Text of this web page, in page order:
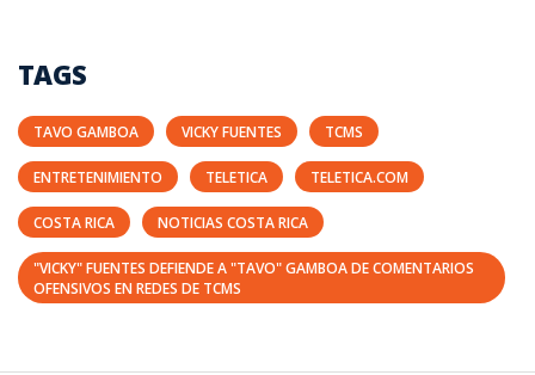
TAGS
TAVO GAMBOA VICKY FUENTES TCMS
ENTRETENIMIENTO TELETICA TELETICA.COM
COSTA RICA NOTICIAS COSTA RICA
"VICKY" FUENTES DEFIENDE A "TAVO" GAMBOA DE COMENTARIOS
OFENSIVOS EN REDES DE TCMS